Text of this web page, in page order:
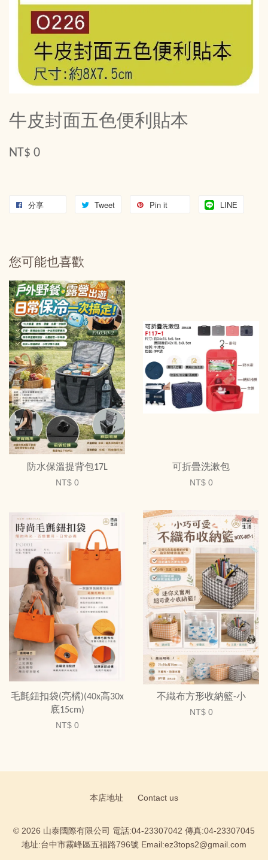
牛皮封面五色便利貼本
NT$ 0
分享 Tweet Pin it LINE
您可能也喜歡
防水保溫提背包17L
NT$ 0
可折疊洗漱包
NT$ 0
毛氈鈕扣袋(亮橘)(40x高30x
底15cm)
NT$ 0
不織布方形收納籃-小
NT$ 0
本店地址 Contact us
© 2026 山泰國際有限公司 電話:04-23307042 傳真:04-23307045
地址:台中市霧峰區五福路796號 Email:ez3tops2@gmail.com